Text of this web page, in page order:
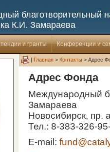
благотворительный
К.И. Замараева
и гранты Конференции и
| Главная > Контакты > Адрес
Адрес Фонда
Международный
Замараева
Новосибирск, пр.
Тел.: 8-383-326-
E-mail: